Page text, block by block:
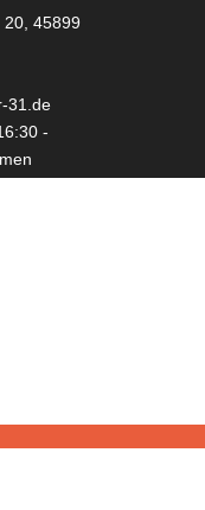
20, 45899
31.de
-